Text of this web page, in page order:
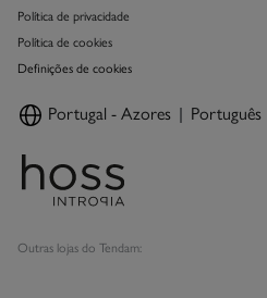
Política de privacidade
Política de cookies
Definições de cookies
Portugal - Azores Português
Outras lojas do Tendam: